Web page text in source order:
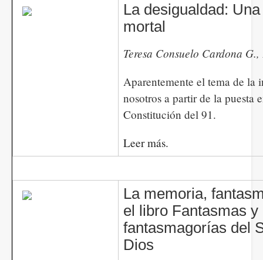
La desigualdad:
mortal
Teresa Consuelo Cardona
Aparentemente el tema de la
nosotros a partir de la puesta
Constitución del 91.
Leer más.
La memoria,
el libro Fantasmas y
fantasmagorías del
Dios